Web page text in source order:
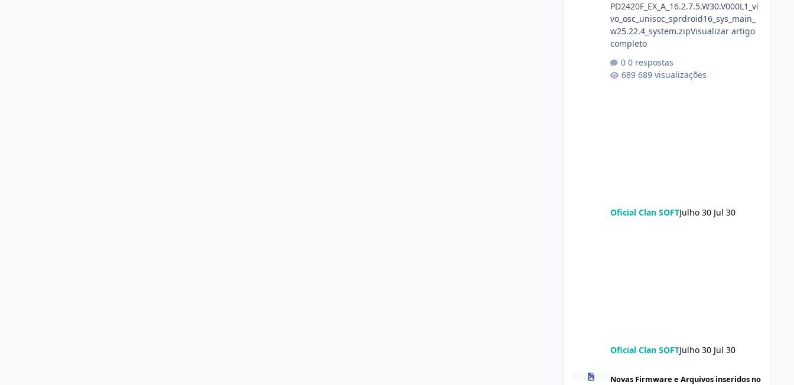
PD2420F_EX_A_16.2.7.5.W30.V000L1_vi
vo_osc_unisoc_sprdroid16_sys_main_
w25.22.4_system.zipVisualizar artigo
completo
0 respostas
689 visualizações
Oficial Clan SOFTJulho 30 Jul 30
Oficial Clan SOFTJulho 30 Jul 30
Novas Firmware e Arquivos inseridos no